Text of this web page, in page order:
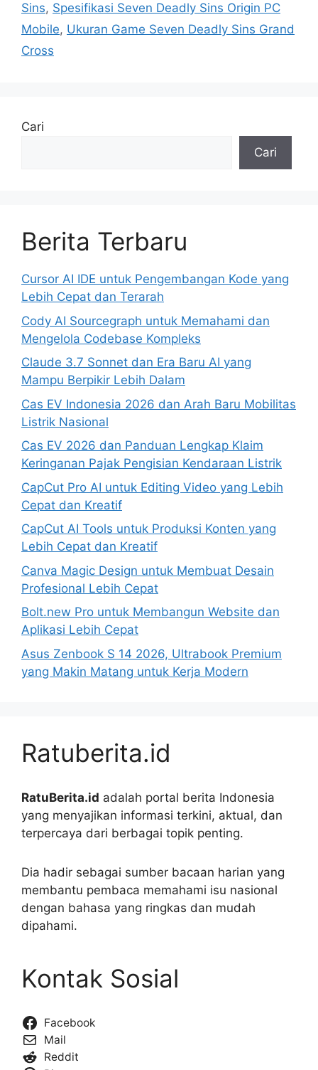
Sins, Spesifikasi Seven Deadly Sins Origin PC
Mobile, Ukuran Game Seven Deadly Sins Grand
Cross
Cari
Cari
Berita Terbaru
Cursor AI IDE untuk Pengembangan Kode yang
Lebih Cepat dan Terarah
Cody AI Sourcegraph untuk Memahami dan
Mengelola Codebase Kompleks
Claude 3.7 Sonnet dan Era Baru AI yang
Mampu Berpikir Lebih Dalam
Cas EV Indonesia 2026 dan Arah Baru Mobilitas
Listrik Nasional
Cas EV 2026 dan Panduan Lengkap Klaim
Keringanan Pajak Pengisian Kendaraan Listrik
CapCut Pro AI untuk Editing Video yang Lebih
Cepat dan Kreatif
CapCut AI Tools untuk Produksi Konten yang
Lebih Cepat dan Kreatif
Canva Magic Design untuk Membuat Desain
Profesional Lebih Cepat
Bolt.new Pro untuk Membangun Website dan
Aplikasi Lebih Cepat
Asus Zenbook S 14 2026, Ultrabook Premium
yang Makin Matang untuk Kerja Modern
Ratuberita.id
RatuBerita.id adalah portal berita Indonesia
yang menyajikan informasi terkini, aktual, dan
terpercaya dari berbagai topik penting.
Dia hadir sebagai sumber bacaan harian yang
membantu pembaca memahami isu nasional
dengan bahasa yang ringkas dan mudah
dipahami.
Kontak Sosial
Facebook
Mail
Reddit